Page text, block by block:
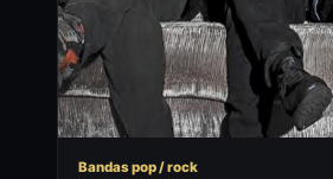
Bandas pop / rock